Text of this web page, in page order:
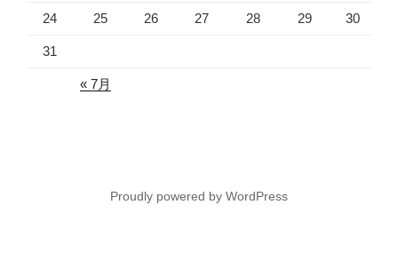
24 25 26 27 28 29 30
31
« 7月
Proudly powered by WordPress